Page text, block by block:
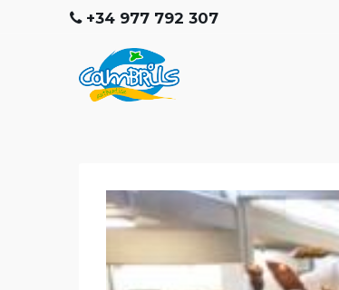
+34 977 792 307